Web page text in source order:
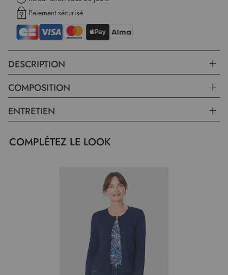
Paiement sécurisé
DESCRIPTION
COMPOSITION
ENTRETIEN
COMPLÉTEZ LE LOOK